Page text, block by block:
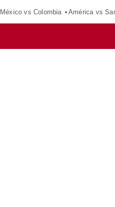
México vs Colombia América vs